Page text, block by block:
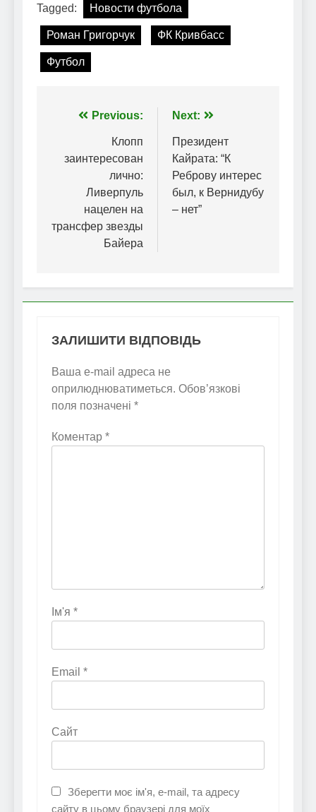
Tagged: Новости футбола
Роман Григорчук ФК Кривбасс
Футбол
Навігація
записів
Previous:
Клопп
заинтересован
лично:
Ливерпуль
нацелен на
трансфер звезды
Байера
Next:
Президент
Кайрата: “К
Реброву интерес
был, к Вернидубу
– нет”
ЗАЛИШИТИ ВІДПОВІДЬ
Ваша e-mail адреса не
оприлюднюватиметься. Обов’язкові
поля позначені *
Коментар *
Ім'я *
Email *
Сайт
Зберегти моє ім'я, e-mail, та адресу
сайту в цьому браузері для моїх